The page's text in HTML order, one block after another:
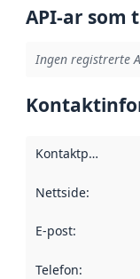
API-ar som
Ingen registrerte
Kontaktpunkt
Nettside:
E-post:
Telefon: